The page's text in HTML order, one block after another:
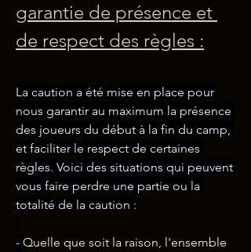
garantie de présence et
de respect des règles :
La caution a été mise en place pour
nous garantir au maximum la présence
des joueurs du début à la fin du camp,
et faciliter le respect de certaines
règles. Voici des situations qui peuvent
vous faire perdre une partie ou la
totalité de la caution :
- Quelle que soit la raison, l'ensemble